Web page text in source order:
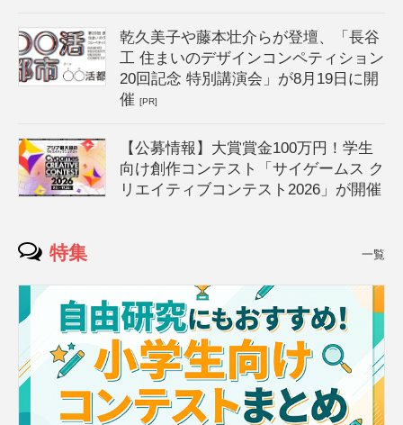
乾久美子や藤本壮介らが登壇、「長谷
工 住まいのデザインコンペティション
20回記念 特別講演会」が8月19日に開
催[PR]
【公募情報】大賞賞金100万円！学生
向け創作コンテスト「サイゲームス ク
リエイティブコンテスト2026」が開催
特集 一覧